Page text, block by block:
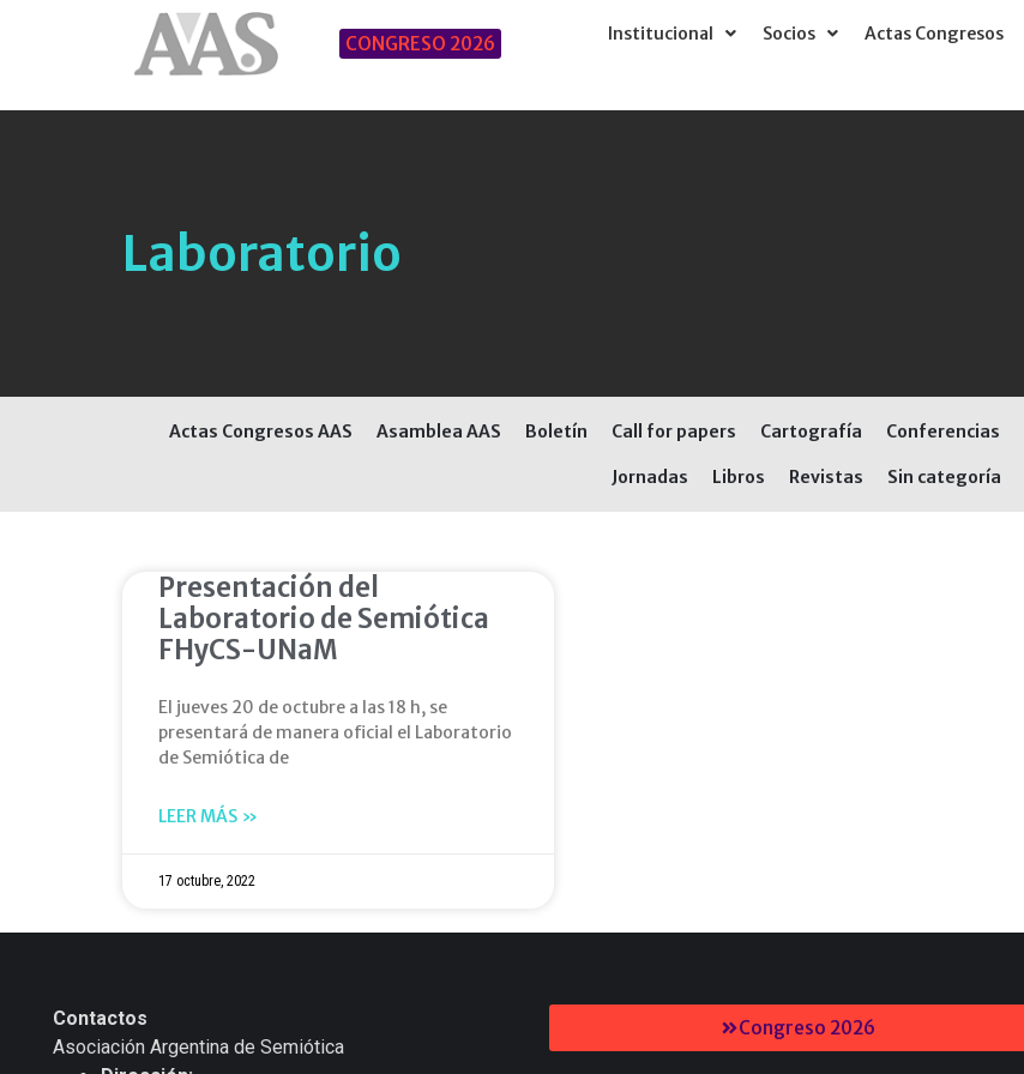
CONGRESO 2026 Institucional Socios Actas Congresos
Laboratorio
Actas Congresos AAS Asamblea AAS Boletín Call for papers Cartografía Conferencias
Jornadas Libros Revistas Sin categoría
Presentación del
Laboratorio de Semiótica
FHyCS-UNaM
El jueves 20 de octubre a las 18 h, se
presentará de manera oficial el Laboratorio
de Semiótica de
LEER MÁS »
17 octubre, 2022
Contactos
Asociación Argentina de Semiótica
Congreso 2026